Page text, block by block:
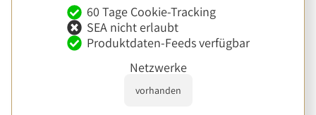
60 Tage Cookie-Tracking
SEA nicht erlaubt
Produktdaten-Feeds verfügbar
Netzwerke
vorhanden